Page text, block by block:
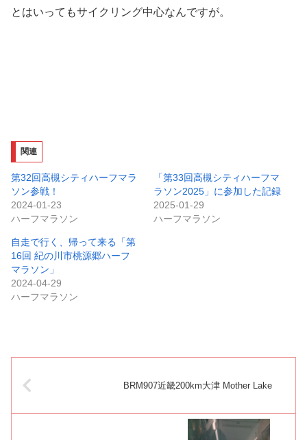
とはいってもサイクリング中心なんですが。
関連
第32回高槻シティハーフマラ
ソン参戦！
2024-01-23
ハーフマラソン
「第33回高槻シティハーフマ
ラソン2025」に参加した記録
2025-01-29
ハーフマラソン
自走で行く、帰って来る「第
16回 紀の川市桃源郷ハーフ
マラソン」
2024-04-29
ハーフマラソン
BRM907近畿200km大津 Mother Lake